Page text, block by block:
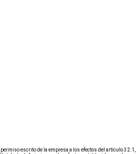
escrito de la empresa a los efectos del artículo 32.1,